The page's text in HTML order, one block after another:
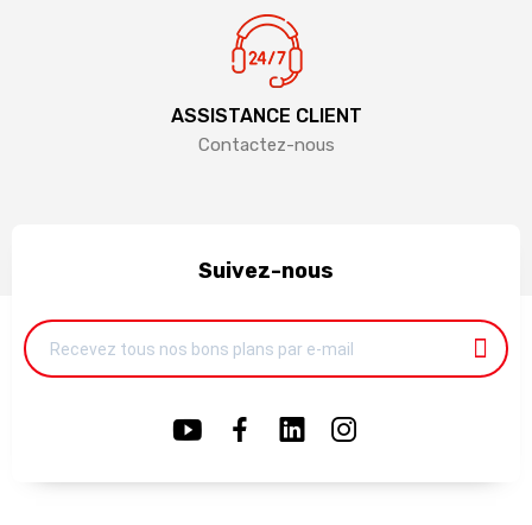
ASSISTANCE CLIENT
Contactez-nous
Suivez-nous